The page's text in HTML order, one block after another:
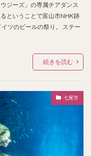
ジーズ」の専属チアダンス
ということで富山市NHK跡
ツのビールの祭り。 ステー
続きを読む
七尾市